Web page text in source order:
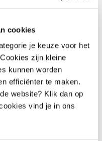
cookies
je keuze voor het
zijn kleine
kunnen worden
efficiënter te maken.
website? Klik dan op
vind je in ons
Na